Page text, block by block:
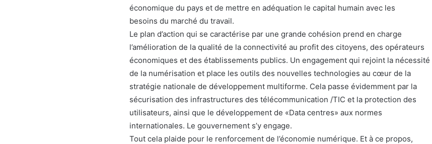
économique du pays et de mettre en adéquation le capital humain avec les
besoins du marché du travail.
Le plan d’action qui se caractérise par une grande cohésion prend en charge
l’amélioration de la qualité de la connectivité au profit des citoyens, des opérateurs
économiques et des établissements publics. Un engagement qui rejoint la nécessité
de la numérisation et place les outils des nouvelles technologies au cœur de la
stratégie nationale de développement multiforme. Cela passe évidemment par la
sécurisation des infrastructures des télécommunication /TIC et la protection des
utilisateurs, ainsi que le développement de «Data centres» aux normes
internationales. Le gouvernement s’y engage.
Tout cela plaide pour le renforcement de l’économie numérique. Et à ce propos,